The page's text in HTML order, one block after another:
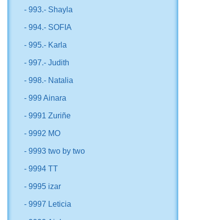
- 993.- Shayla
- 994.- SOFIA
- 995.- Karla
- 997.- Judith
- 998.- Natalia
- 999 Ainara
- 9991 Zuriñe
- 9992 MO
- 9993 two by two
- 9994 TT
- 9995 izar
- 9997 Leticia